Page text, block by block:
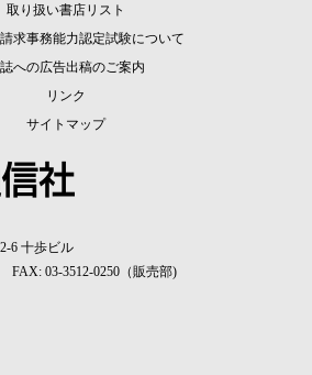
取り扱い書店リスト
求事務能力認定試験について
への広告出稿のご案内
リンク
サイトマップ
6 十歩ビル
FAX: 03-3512-0250（販売部)